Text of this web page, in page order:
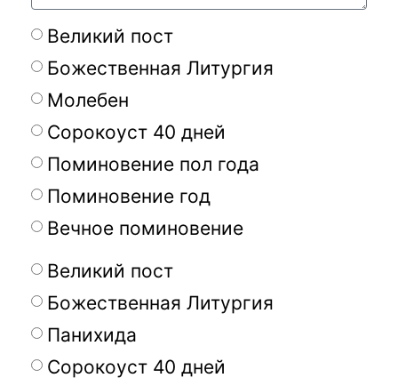
Великий пост
Божественная Литургия
Молебен
Сорокоуст 40 дней
Поминовение пол года
Поминовение год
Вечное поминовение
Великий пост
Божественная Литургия
Панихида
Сорокоуст 40 дней